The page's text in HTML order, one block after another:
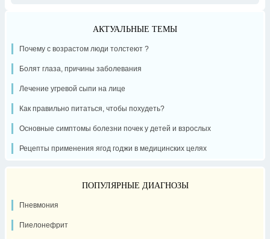
АКТУАЛЬНЫЕ ТЕМЫ
Почему с возрастом люди толстеют ?
Болят глаза, причины заболевания
Лечение угревой сыпи на лице
Как правильно питаться, чтобы похудеть?
Основные симптомы болезни почек у детей и взрослых
Рецепты применения ягод годжи в медицинских целях
ПОПУЛЯРНЫЕ ДИАГНОЗЫ
Пневмония
Пиелонефрит